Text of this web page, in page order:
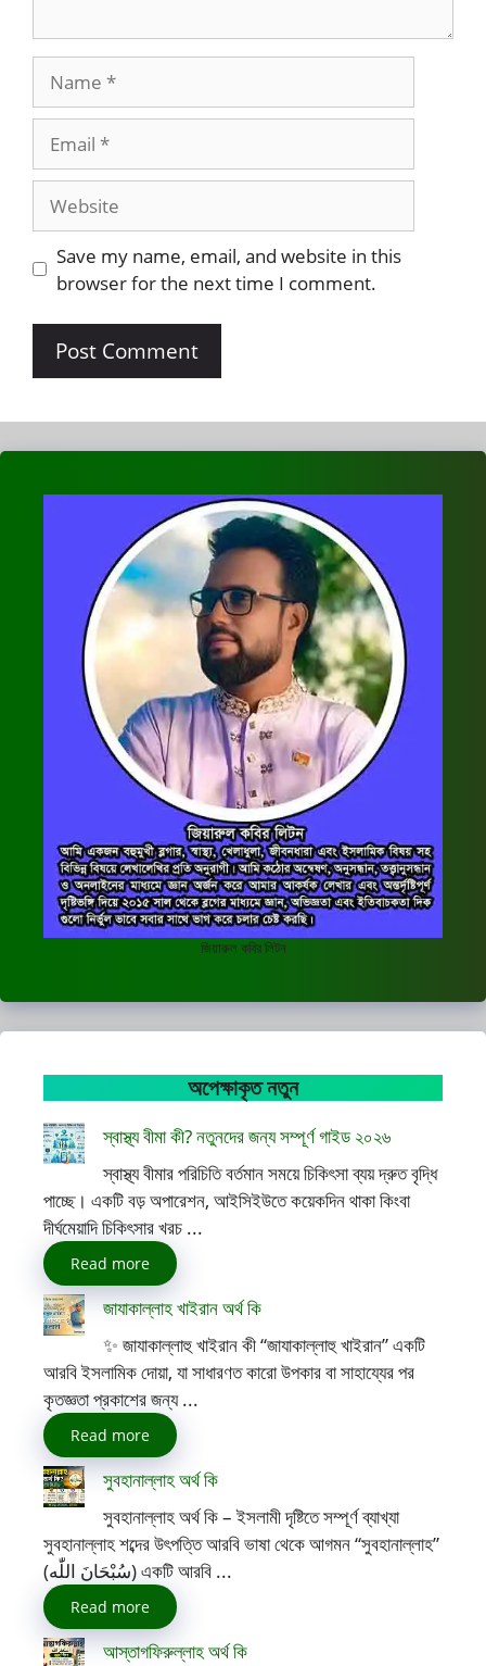
Save my name, email, and website in this
browser for the next time I comment.
জিয়ারুল কবির লিটন
অপেক্ষাকৃত নতুন
স্বাস্থ্য বীমা কী? নতুনদের জন্য সম্পূর্ণ গাইড ২০২৬
স্বাস্থ্য বীমার পরিচিতি বর্তমান সময়ে চিকিৎসা ব্যয় দ্রুত বৃদ্ধি
পাচ্ছে। একটি বড় অপারেশন, আইসিইউতে কয়েকদিন থাকা কিংবা
দীর্ঘমেয়াদি চিকিৎসার খরচ ...
Read more
জাযাকাল্লাহ খাইরান অর্থ কি
✨ জাযাকাল্লাহু খাইরান কী “জাযাকাল্লাহু খাইরান” একটি
আরবি ইসলামিক দোয়া, যা সাধারণত কারো উপকার বা সাহায্যের পর
কৃতজ্ঞতা প্রকাশের জন্য ...
Read more
সুবহানাল্লাহ অর্থ কি
সুবহানাল্লাহ অর্থ কি – ইসলামী দৃষ্টিতে সম্পূর্ণ ব্যাখ্যা
সুবহানাল্লাহ শব্দের উৎপত্তি আরবি ভাষা থেকে আগমন “সুবহানাল্লাহ”
(سُبْحَانَ اللّٰه) একটি আরবি ...
Read more
আস্তাগফিরুল্লাহ অর্থ কি